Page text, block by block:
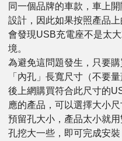
同一個品牌的車款，車上
設計，因此如果按照產品
會發現USB充電座不是太
境。
為避免這問題發生，只要
「內孔」長寬尺寸（不要
後上網購買符合此尺寸的
應的產品，可以選擇大小
預留孔大小，產品太小就
孔挖大一些，即可完成安